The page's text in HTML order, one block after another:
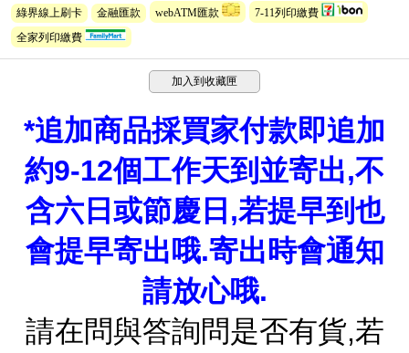
綠界線上刷卡 金融匯款 webATM匯款
7-11列印繳費
全家列印繳費
加入到收藏匣
*追加商品採買家付款即追加
約9-12個工作天到並寄出,不
含六日或節慶日,若提早到也
會提早寄出哦.寄出時會通知
請放心哦.
請在問與答詢問是否有貨,若